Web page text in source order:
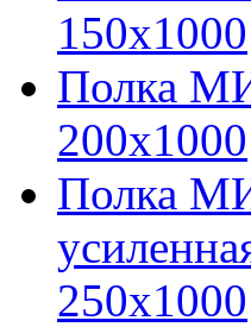
150х1000
Полка
200х1000
Полка
250х1000